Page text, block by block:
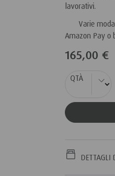
lavorativi.
Varie
Amazon Pay o
165,00 €
QTÀ
DETTAGLI